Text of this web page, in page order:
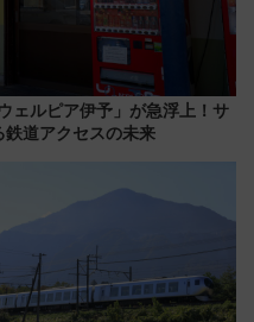
ェルピア伊予」が急浮上！サ
鉄道アクセスの未来